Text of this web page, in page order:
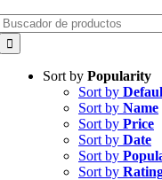
Sort by Popularity
Sort by
Sort by Name
Sort by Price
Sort by Date
Sort by
Sort by